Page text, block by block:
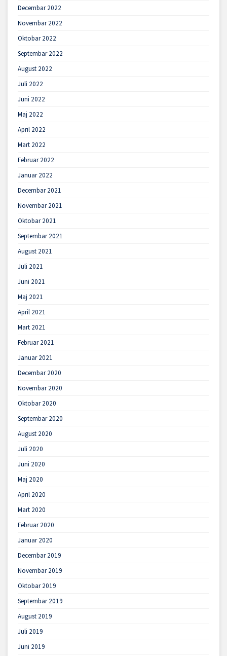
Decembar 2022
Novembar 2022
Oktobar 2022
Septembar 2022
August 2022
Juli 2022
Juni 2022
Maj 2022
April 2022
Mart 2022
Februar 2022
Januar 2022
Decembar 2021
Novembar 2021
Oktobar 2021
Septembar 2021
August 2021
Juli 2021
Juni 2021
Maj 2021
April 2021
Mart 2021
Februar 2021
Januar 2021
Decembar 2020
Novembar 2020
Oktobar 2020
Septembar 2020
August 2020
Juli 2020
Juni 2020
Maj 2020
April 2020
Mart 2020
Februar 2020
Januar 2020
Decembar 2019
Novembar 2019
Oktobar 2019
Septembar 2019
August 2019
Juli 2019
Juni 2019